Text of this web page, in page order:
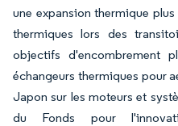
une expansion thermique
thermiques lors des
objectifs d'encombrement
échangeurs thermiques pour
Japon sur les moteurs et
du Fonds pour